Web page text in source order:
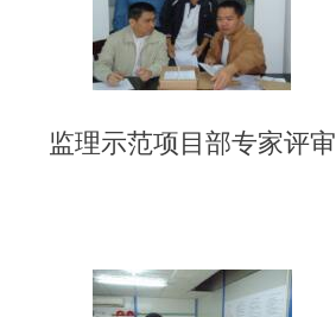
监理示范项目部专家评审